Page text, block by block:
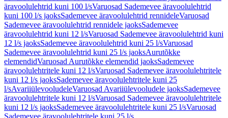
äravoolulehtrid kuni 100 l/sVaruosad Sademevee äravoolulehtrid
kuni 100 l/s jaoksSademevee äravoolulehtrid rennideleVaruosad
Sademevee äravoolulehtrid rennidele jaoksSademevee
äravoolulehtrid kuni 12 l/sVaruosad Sademevee äravoolulehtrid kuni
12 l/s jaoksSademevee äravoolulehtrid kuni 25 l/sVaruosad
Sademevee äravoolulehtrid kuni 25 l/s jaoksAurutõkke
elemendidVaruosad Aurutõkke elemendid jaoksSademevee
äravoolulehtritele kuni 12 l/sVaruosad Sademevee äravoolulehtritele
kuni 12 l/s jaoksSademevee äravoolulehtritele kuni 25
l/sAvariiülevooludeleVaruosad Avariiülevooludele jaoksSademevee
äravoolulehtritele kuni 12 l/sVaruosad Sademevee äravoolulehtritele
kuni 12 l/s jaoksSademevee äravoolulehtritele kuni 25 l/sVaruosad
Sademevee äravoolulehtritele kuni 25 l/s